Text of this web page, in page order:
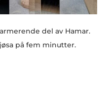
del av Hamar.
på fem minutter.